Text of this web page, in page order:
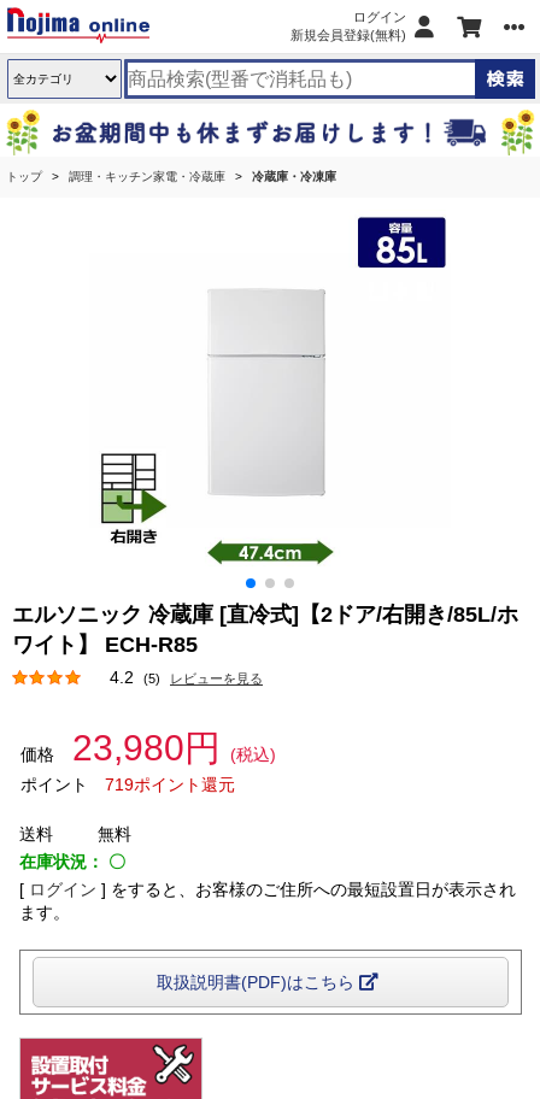
ログイン
新規会員登録(無料)
トップ 調理・キッチン家電・冷蔵庫 冷蔵庫・冷凍庫
エルソニック 冷蔵庫 [直冷式]【2ドア/右開き/85L/ホ
ワイト】 ECH-R85
4.2 (5) レビューを見る
価格 23,980円
(税込)
ポイント
719ポイント還元
送料
無料
在庫状況： 〇
[ ログイン ] をすると、お客様のご住所への最短設置日が表示され
ます。
取扱説明書(PDF)はこちら